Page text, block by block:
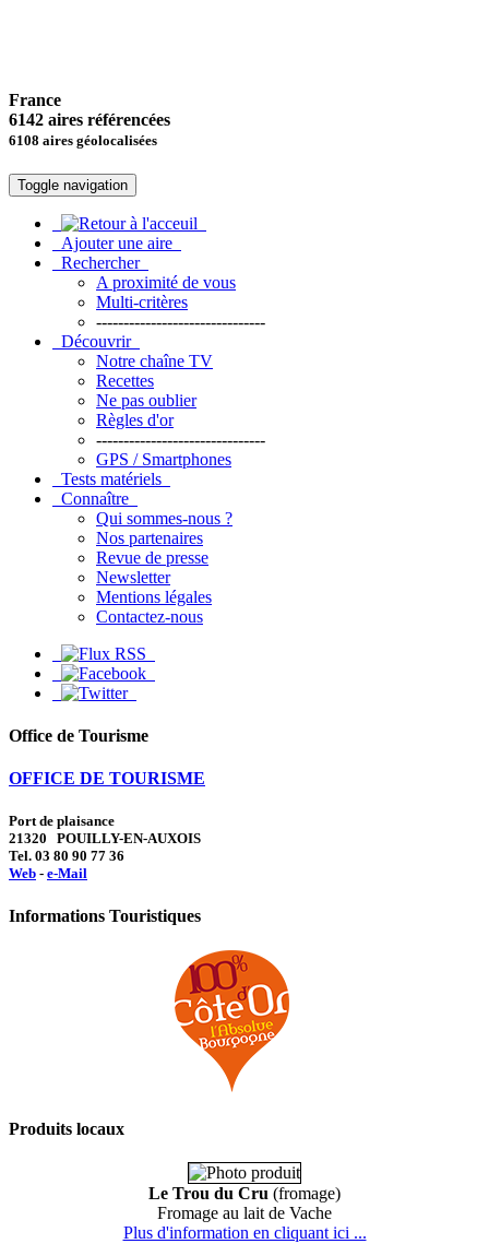
France
6142 aires référencées
6108 aires géolocalisées
Toggle navigation
Ajouter une aire
Rechercher
A proximité de vous
Multi-critères
-------------------------------
Découvrir
Notre chaîne TV
Recettes
Ne pas oublier
Règles d'or
-------------------------------
GPS / Smartphones
Tests matériels
Connaître
Qui sommes-nous ?
Nos partenaires
Revue de presse
Newsletter
Mentions légales
Contactez-nous
Office de Tourisme
OFFICE DE TOURISME
Port de plaisance
21320 POUILLY-EN-AUXOIS
Tel. 03 80 90 77 36
Web - e-Mail
Informations Touristiques
Produits locaux
Le Trou du Cru (fromage)
Fromage au lait de Vache
Plus d'information en cliquant ici ...